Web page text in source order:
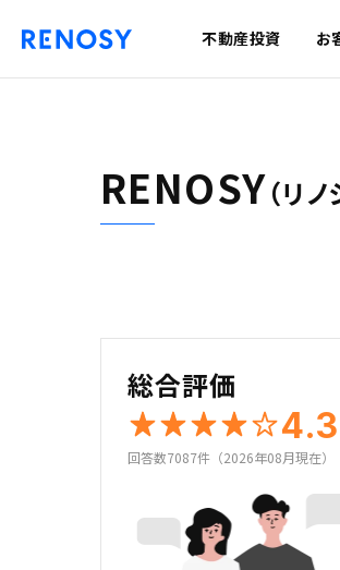
不動産投資 お
RENOSY（リノ
総合評価
4.3
回答数7087件（2026年08月現在）